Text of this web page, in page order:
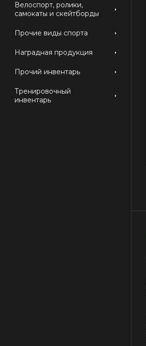
Велоспорт, ролики,
самокаты и скейтборды
Прочие виды спорта
Наградная продукция
Прочий инвентарь
Тренировочный
инвентарь